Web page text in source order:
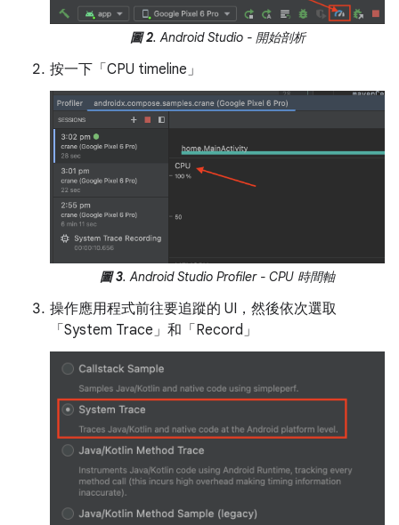
圖 2. Android Studio - 開始剖析
按一下「CPU timeline」
圖 3. Android Studio Profiler - CPU 時間軸
操作應用程式前往要追蹤的 UI，然後依次選取
「System Trace」 和「Record」